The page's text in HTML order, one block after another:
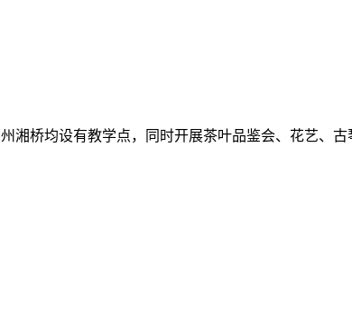
湘桥均设有教学点，同时开展茶叶品鉴会、花艺、古